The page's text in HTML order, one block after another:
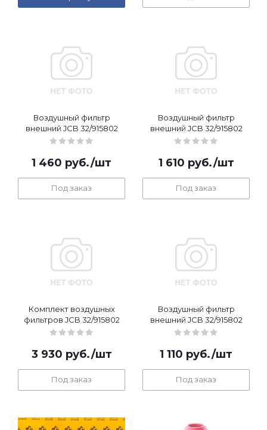
Воздушный фильтр
внешний JCB 32/915802
1 460 руб./шт
Под заказ
Воздушный фильтр
внешний JCB 32/915802
1 610 руб./шт
Под заказ
Комплект воздушных
фильтров JCB 32/915802
3 930 руб./шт
Под заказ
Воздушный фильтр
внешний JCB 32/915802
1 110 руб./шт
Под заказ